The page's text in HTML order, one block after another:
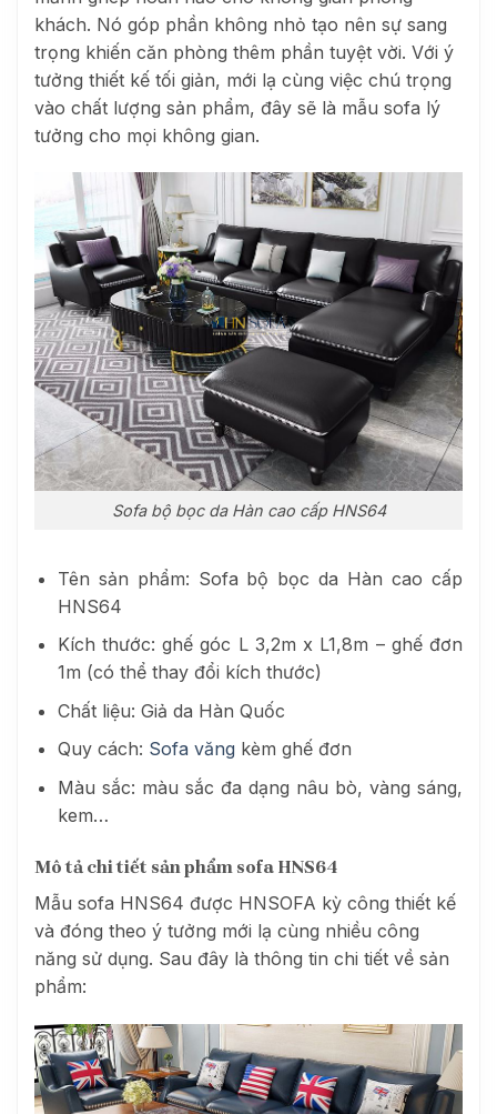
khách. Nó góp phần không nhỏ tạo nên sự sang
trọng khiến căn phòng thêm phần tuyệt vời. Với ý
tưởng thiết kế tối giản, mới lạ cùng việc chú trọng
vào chất lượng sản phẩm, đây sẽ là mẫu sofa lý
tưởng cho mọi không gian.
Sofa bộ bọc da Hàn cao cấp HNS64
Tên sản phẩm: Sofa bộ bọc da Hàn cao cấp
HNS64
Kích thước: ghế góc L 3,2m x L1,8m – ghế đơn
1m (có thể thay đổi kích thước)
Chất liệu: Giả da Hàn Quốc
Quy cách: Sofa văng kèm ghế đơn
Màu sắc: màu sắc đa dạng nâu bò, vàng sáng,
kem…
Mô tả chi tiết sản phẩm sofa HNS64
Mẫu sofa HNS64 được HNSOFA kỳ công thiết kế
và đóng theo ý tưởng mới lạ cùng nhiều công
năng sử dụng. Sau đây là thông tin chi tiết về sản
phẩm: